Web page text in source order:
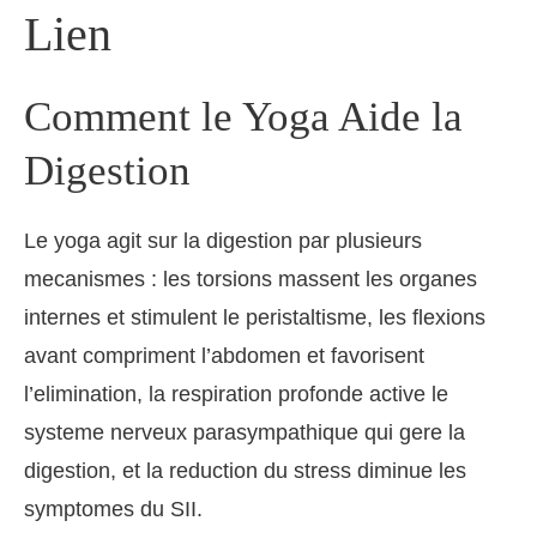
Lien
Comment le Yoga Aide la
Digestion
Le yoga agit sur la digestion par plusieurs
mecanismes : les torsions massent les organes
internes et stimulent le peristaltisme, les flexions
avant compriment l’abdomen et favorisent
l’elimination, la respiration profonde active le
systeme nerveux parasympathique qui gere la
digestion, et la reduction du stress diminue les
symptomes du SII.